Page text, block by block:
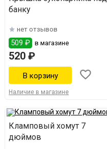
банку
нет отзывов
509 ₽ в магазине
520 ₽
Наличие в магазине
Кламповый хомут 7
дюймов